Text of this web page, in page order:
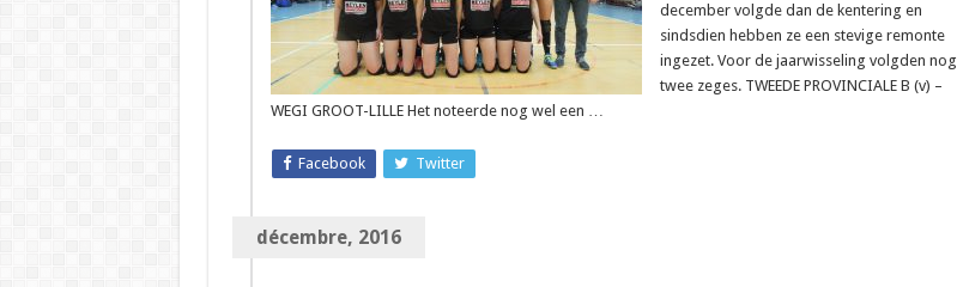
december volgde dan de kentering en
sindsdien hebben ze een stevige remonte
ingezet. Voor de jaarwisseling volgden nog
twee zeges. TWEEDE PROVINCIALE B (v) –
WEGI GROOT-LILLE Het noteerde nog wel een …
Facebook Twitter
décembre, 2016